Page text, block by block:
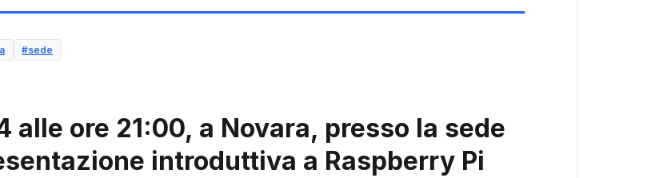
#sede
alle ore 21:00, a Novara, presso la sede
introduttiva a Raspberry Pi